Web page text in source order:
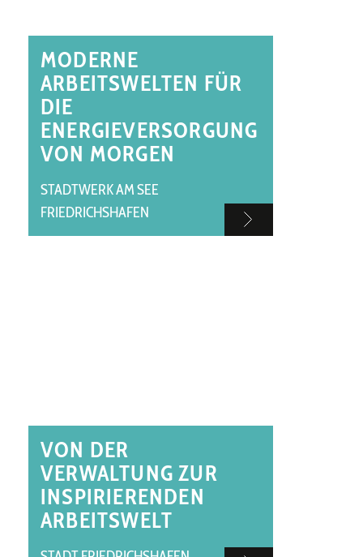
MODERNE
ARBEITSWELTEN FÜR
DIE
ENERGIEVERSORGUNG
VON MORGEN
STADTWERK AM SEE
FRIEDRICHSHAFEN
VON DER
VERWALTUNG ZUR
INSPIRIERENDEN
ARBEITSWELT